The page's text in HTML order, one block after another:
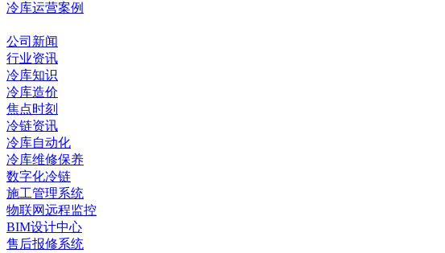
冷库运营案例
公司新闻
行业资讯
冷库知识
冷库造价
焦点时刻
冷链资讯
冷库自动化
冷库维修保养
数字化冷链
施工管理系统
物联网远程监控
BIM设计中心
售后报修系统